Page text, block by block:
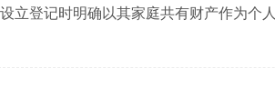
立登记时明确以其家庭共有财产作为个